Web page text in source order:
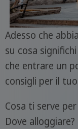
Adesso che
su cosa
che entrare un
consigli per il
Cosa ti serve
Dove